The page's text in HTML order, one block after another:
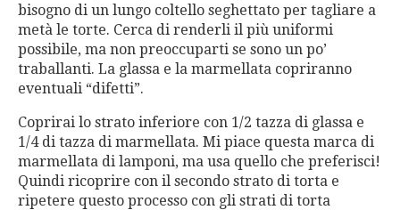
bisogno di un lungo coltello seghettato per tagliare a
metà le torte. Cerca di renderli il più uniformi
possibile, ma non preoccuparti se sono un po’
traballanti. La glassa e la marmellata copriranno
eventuali “difetti”.
Coprirai lo strato inferiore con 1/2 tazza di glassa e
1/4 di tazza di marmellata. Mi piace questa marca di
marmellata di lamponi, ma usa quello che preferisci!
Quindi ricoprire con il secondo strato di torta e
ripetere questo processo con gli strati di torta